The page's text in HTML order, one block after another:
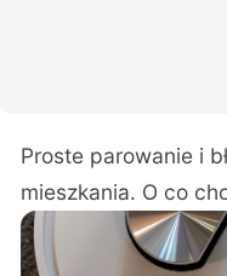
Proste parowanie i
mieszkania. O co